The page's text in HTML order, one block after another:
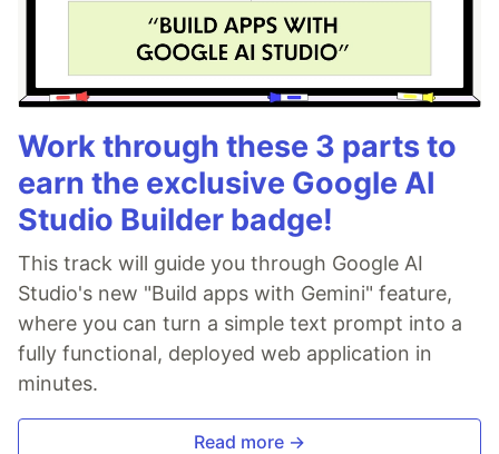
Work through these 3 parts to
earn the exclusive Google AI
Studio Builder badge!
This track will guide you through Google AI
Studio's new "Build apps with Gemini" feature,
where you can turn a simple text prompt into a
fully functional, deployed web application in
minutes.
Read more →